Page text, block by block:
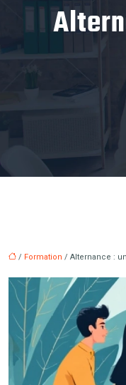
/ Formation / Alternance :